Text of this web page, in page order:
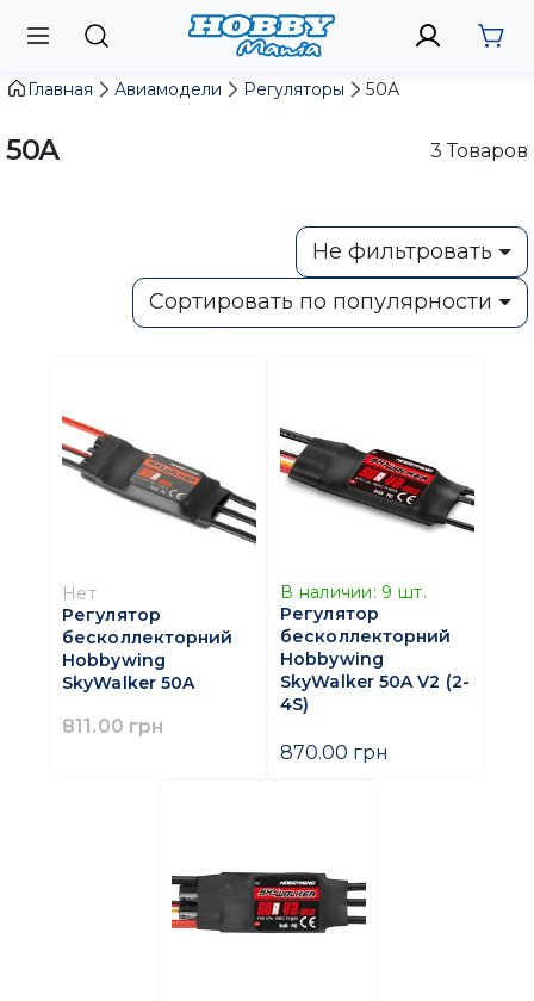
Главная Авиамодели Регуляторы 50А
50А 3 Товаров
Не фильтровать
Сортировать по популярности
Нет
Регулятор
бесколлекторний
Hobbywing
SkyWalker 50A
811.00 грн
В наличии: 9 шт.
Регулятор
бесколлекторний
Hobbywing
SkyWalker 50A V2 (2-
4S)
870.00 грн